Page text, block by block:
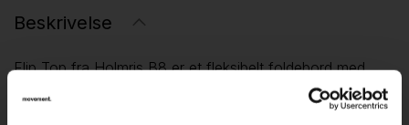
Beskrivelse
Flip Top fra Holmris B8 er et fleksibelt foldebord med
klappfunksjon, utviklet for rom der møbleringen ofte